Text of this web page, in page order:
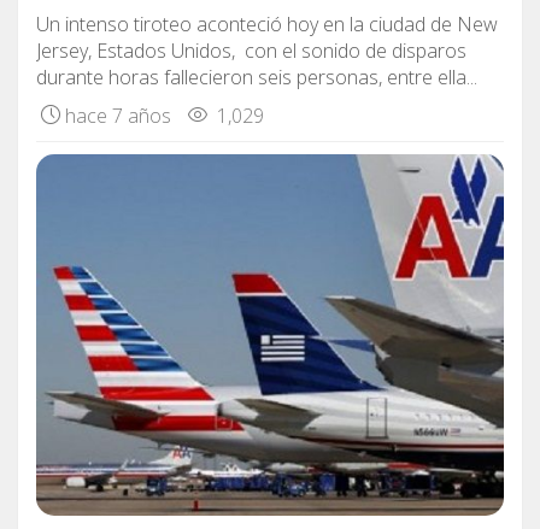
Un intenso tiroteo aconteció hoy en la ciudad de New
Jersey, Estados Unidos, con el sonido de disparos
durante horas fallecieron seis personas, entre ella...
hace 7 años
1,029